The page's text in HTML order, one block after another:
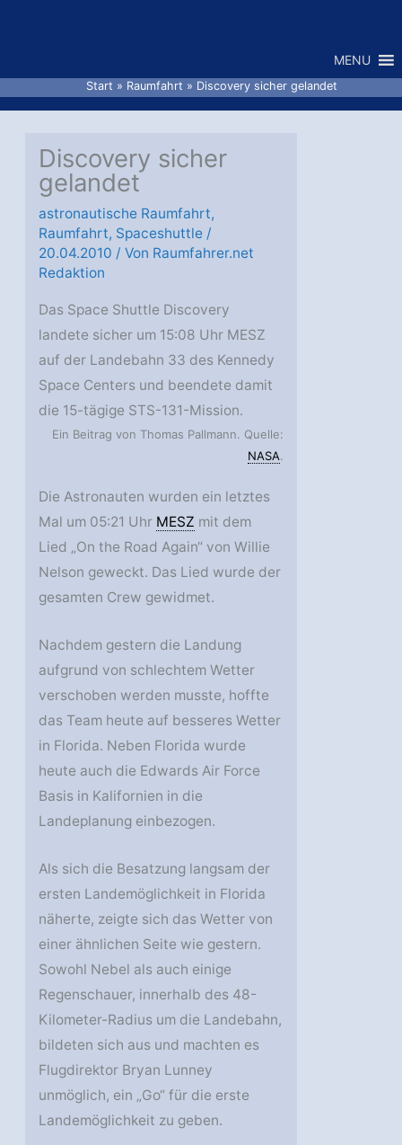
MENU
Start Raumfahrt Discovery sicher gelandet
Discovery sicher
gelandet
astronautische Raumfahrt,
Raumfahrt, Spaceshuttle /
20.04.2010 / Von Raumfahrer.net
Redaktion
Das Space Shuttle Discovery
landete sicher um 15:08 Uhr MESZ
auf der Landebahn 33 des Kennedy
Space Centers und beendete damit
die 15-tägige STS-131-Mission.
Ein Beitrag von Thomas Pallmann. Quelle:
NASA.
Die Astronauten wurden ein letztes
Mal um 05:21 Uhr MESZ mit dem
Lied „On the Road Again“ von Willie
Nelson geweckt. Das Lied wurde der
gesamten Crew gewidmet.
Nachdem gestern die Landung
aufgrund von schlechtem Wetter
verschoben werden musste, hoffte
das Team heute auf besseres Wetter
in Florida. Neben Florida wurde
heute auch die Edwards Air Force
Basis in Kalifornien in die
Landeplanung einbezogen.
Als sich die Besatzung langsam der
ersten Landemöglichkeit in Florida
näherte, zeigte sich das Wetter von
einer ähnlichen Seite wie gestern.
Sowohl Nebel als auch einige
Regenschauer, innerhalb des 48-
Kilometer-Radius um die Landebahn,
bildeten sich aus und machten es
Flugdirektor Bryan Lunney
unmöglich, ein „Go“ für die erste
Landemöglichkeit zu geben.